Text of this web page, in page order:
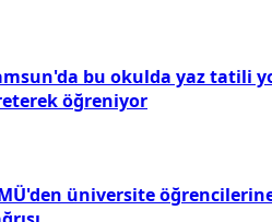
bu okulda yaz tatili
öğreniyor
üniversite